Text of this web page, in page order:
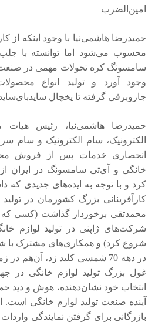
امین‌الضرب
حمیدرضا هاشمی‌نیا با وجود اینکه از
محسوب می‌شود اما توانسته با
سامسونگ کره تحولات مهمی در
وجود آورد و تولید انواع
جاروبرقی گرفته تا یخچال
حمیدرضا هاشمی‌نیا، رئیس هیات
الکترونیک، سام الکترونیک و سام
انحصاری خدمات پس از فروش
خانگی و آی‌تی سامسونگ در ایران
کرد و با توجه به ایده‌های جدیدی که
کارآفرینانی بزرگ کشورمان در
محمدتقی برخوردار گذاشت (کسی که
شرکت‌های ژاپنی در تولید لوازم
شروع کرد) و همکاری‌های مشترک با
در دهه 70 شمسی کلید زد،
غول بزرگ تولید لوازم خانگی در
انتخاب خود نشان‌دهنده، هوش و دید
آینده صنعت تولید لوازم خانگی است.
بازرگانی برای گرفتن نمایندگی